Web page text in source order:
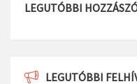
LEGUTÓBBI
LEGUTÓBBI